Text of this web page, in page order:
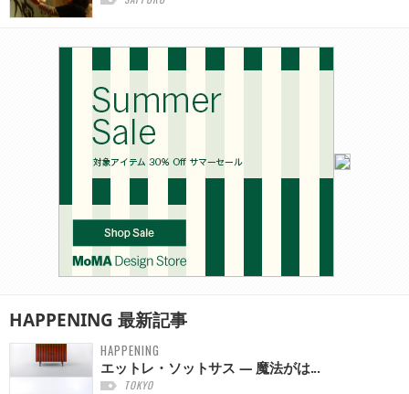
HAPPENING 最新記事
HAPPENING
エットレ・ソットサス — 魔法がは...
TOKYO